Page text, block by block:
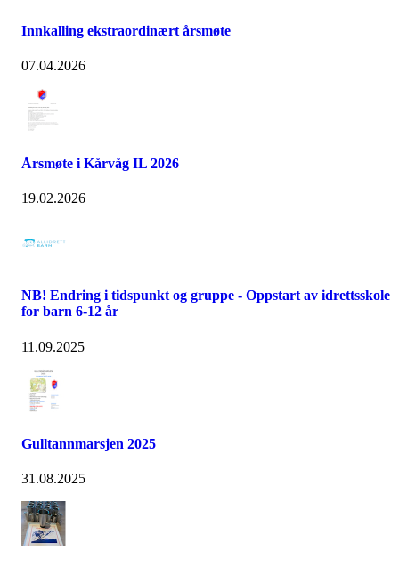
Innkalling ekstraordinært årsmøte
07.04.2026
Årsmøte i Kårvåg IL 2026
19.02.2026
NB! Endring i tidspunkt og gruppe - Oppstart av idrettsskole
for barn 6-12 år
11.09.2025
Gulltannmarsjen 2025
31.08.2025